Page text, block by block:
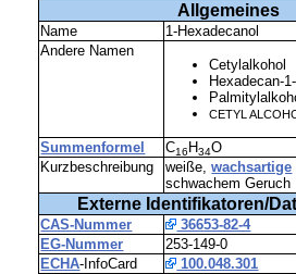
Allgemeines
Name
1-Hexadecanol
Andere Namen
Cetylalkohol
Hexadecan-1-
CETYL
Summenformel C16 H34O
Kurzbeschreibung
weiße,wachsartige
schwachem Geruch
Externe Identifikatoren/
CAS-Nummer
36653-82-4
EG-Nummer
253-149-0
ECHA-InfoCard
100.048.301